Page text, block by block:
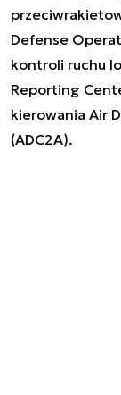
Defense
kontroli ruchu
Reporting
kierowania Air
(ADC2A).